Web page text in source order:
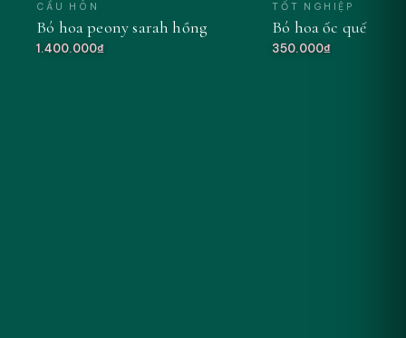
MỚI
CẦU HÔN
Bó hoa peony sarah hồng
1.400.000₫
TỐT NGHIỆP
Bó hoa ốc quế
350.000₫